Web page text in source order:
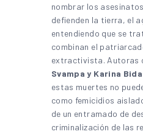
nombrar los
defienden la tierra, el
entendiendo que se
combinan el
extractivista. Autoras
Svampa y Karina
estas muertes no
como femicidios
de un entramado de
criminalización de las